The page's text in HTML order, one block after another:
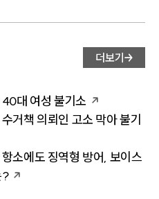
더보기
대 여성 불기소
거책 의뢰인 고소 막아 불기
소에도 징역형 방어, 보이스
?